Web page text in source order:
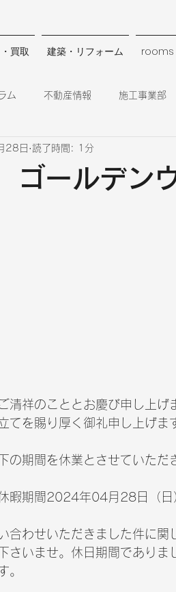
買取 建築・リフォーム rooms
ム 不動産情報 施工事業部
ールデンウ
28日 読了時間: 1分
清祥のこととお慶び申し上げ
てを賜り厚く御礼申し上げま
の期間を休業とさせていただ
暇期間2024年04月28日（
合わせいただきました件に関
さいませ。休日期間でありま
。